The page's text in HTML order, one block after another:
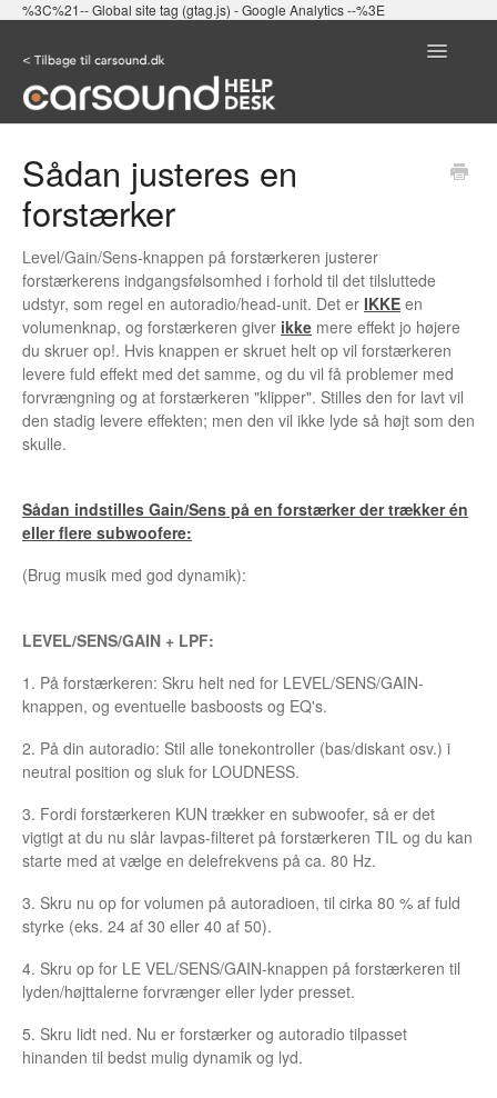
%3C%21-- Global site tag (gtag.js) - Google Analytics --%3E
Toggle
Sådan justeres en
forstærker
Level/Gain/Sens-knappen på forstærkeren justerer
forstærkerens indgangsfølsomhed i forhold til det tilsluttede
udstyr, som regel en autoradio/head-unit. Det er IKKE en
volumenknap, og forstærkeren giver ikke mere effekt jo højere
du skruer op!. Hvis knappen er skruet helt op vil forstærkeren
levere fuld effekt med det samme, og du vil få problemer med
forvrængning og at forstærkeren "klipper". Stilles den for lavt vil
den stadig levere effekten; men den vil ikke lyde så højt som den
skulle.
Sådan indstilles Gain/Sens på en forstærker der trækker én
eller flere subwoofere:
(Brug musik med god dynamik):
LEVEL/SENS/GAIN + LPF:
1. På forstærkeren: Skru helt ned for LEVEL/SENS/GAIN-
knappen, og eventuelle basboosts og EQ's.
2. På din autoradio: Stil alle tonekontroller (bas/diskant osv.) i
neutral position og sluk for LOUDNESS.
3. Fordi forstærkeren KUN trækker en subwoofer, så er det
vigtigt at du nu slår lavpas-filteret på forstærkeren TIL og du kan
starte med at vælge en delefrekvens på ca. 80 Hz.
3. Skru nu op for volumen på autoradioen, til cirka 80 % af fuld
styrke (eks. 24 af 30 eller 40 af 50).
4. Skru op for LE VEL/SENS/GAIN-knappen på forstærkeren til
lyden/højttalerne forvrænger eller lyder presset.
5. Skru lidt ned. Nu er forstærker og autoradio tilpasset
hinanden til bedst mulig dynamik og lyd.